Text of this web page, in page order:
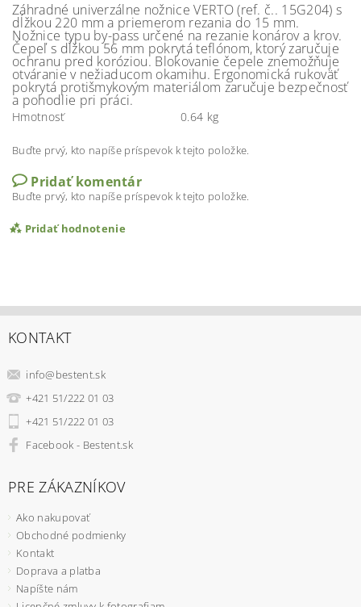
Záhradné univerzálne nožnice VERTO (ref. č.. 15G204) s
dĺžkou 220 mm a priemerom rezania do 15 mm.
Nožnice typu by-pass určené na rezanie konárov a krov.
Čepeľ s dĺžkou 56 mm pokrytá teflónom, ktorý zaručuje
ochranu pred koróziou. Blokovanie čepele znemožňuje
otváranie v nežiaducom okamihu. Ergonomická rukoväť
pokrytá protišmykovým materiálom zaručuje bezpečnosť
a pohodlie pri práci.
Hmotnosť 0.64 kg
Buďte prvý, kto napíše príspevok k tejto položke.
Pridať komentár
Buďte prvý, kto napíše príspevok k tejto položke.
Pridať hodnotenie
KONTAKT
info@bestent.sk
+421 51/222 01 03
+421 51/222 01 03
Facebook - Bestent.sk
PRE ZÁKAZNÍKOV
Ako nakupovať
Obchodné podmienky
Kontakt
Doprava a platba
Napíšte nám